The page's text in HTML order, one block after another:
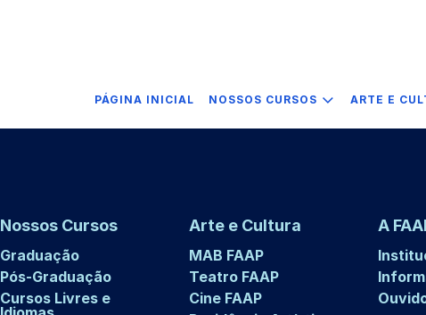
PÁGINA INICIAL NOSSOS CURSOS ARTE E
Nossos Cursos
Graduação
Pós-Graduação
Cursos Livres e
Arte e Cultura
MAB FAAP
Teatro FAAP
Cine FAAP
A